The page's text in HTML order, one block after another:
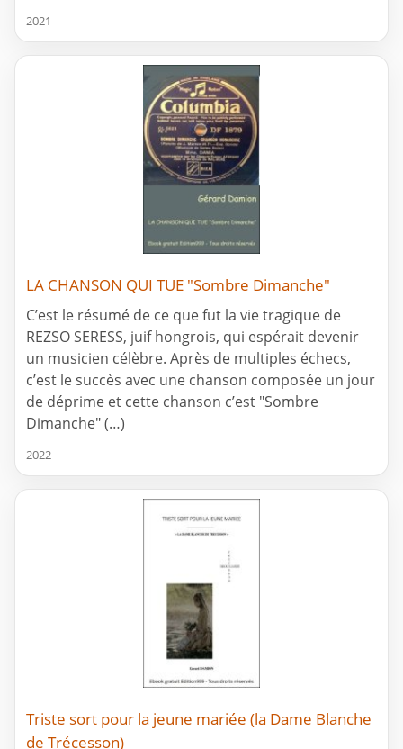
2021
LA CHANSON QUI TUE "Sombre Dimanche"
C’est le résumé de ce que fut la vie tragique de
REZSO SERESS, juif hongrois, qui espérait devenir
un musicien célèbre. Après de multiples échecs,
c’est le succès avec une chanson composée un jour
de déprime et cette chanson c’est "Sombre
Dimanche" (…)
2022
Triste sort pour la jeune mariée (la Dame Blanche
de Trécesson)